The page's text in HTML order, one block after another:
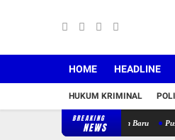
HOME HEADLINE
HUKUM KRIMINAL
BREAKING
NEWS
Lama dan Jabatan Baru Puskesmas